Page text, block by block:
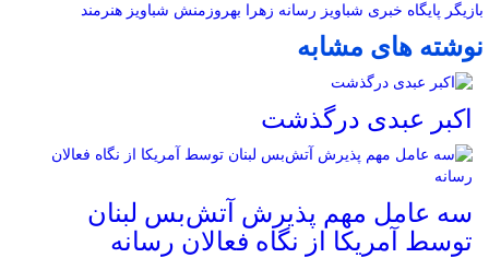
بازیگر پایگاه خبری شباویز رسانه زهرا بهروزمنش شباویز هنرمند
نوشته های مشابه
اکبر عبدی درگذشت
سه عامل مهم پذیرش آتش‌بس لبنان
توسط آمریکا از نگاه فعالان رسانه